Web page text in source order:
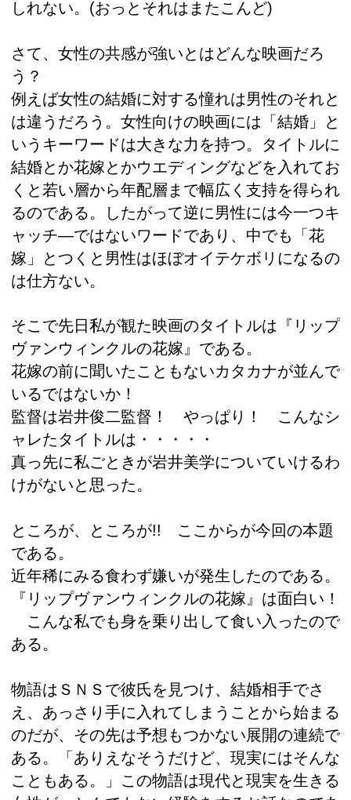
しれない。(おっとそれはまたこんど)
さて、女性の共感が強いとはどんな映画だろ
う？
例えば女性の結婚に対する憧れは男性のそれと
は違うだろう。女性向けの映画には「結婚」と
いうキーワードは大きな力を持つ。タイトルに
結婚とか花嫁とかウエディングなどを入れてお
くと若い層から年配層まで幅広く支持を得られ
るのである。したがって逆に男性には今一つキ
ャッチ―ではないワードであり、中でも「花
嫁」とつくと男性はほぼオイテケボリになるの
は仕方ない。
そこで先日私が観た映画のタイトルは『リップ
ヴァンウィンクルの花嫁』である。
花嫁の前に聞いたこともないカタカナが並んで
いるではないか！
監督は岩井俊二監督！ やっぱり！ こんなシ
ャレたタイトルは・・・・・
真っ先に私ごときが岩井美学についていけるわ
けがないと思った。
ところが、ところが!! ここからが今回の本題
である。
近年稀にみる食わず嫌いが発生したのである。
『リップヴァンウィンクルの花嫁』は面白い！
こんな私でも身を乗り出して食い入ったので
ある。
物語はＳＮＳで彼氏を見つけ、結婚相手でさ
え、あっさり手に入れてしまうことから始まる
のだが、その先は予想もつかない展開の連続で
ある。「ありえなそうだけど、現実にはそんな
こともある。」この物語は現代と現実を生きる